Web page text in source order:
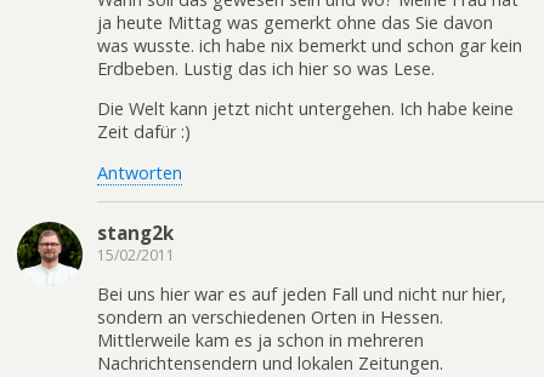
ja heute Mittag was gemerkt ohne das Sie davon
was wusste. ich habe nix bemerkt und schon gar kein
Erdbeben. Lustig das ich hier so was Lese.
Die Welt kann jetzt nicht untergehen. Ich habe keine
Zeit dafür :)
Antworten
stang2k
15/02/2011
Bei uns hier war es auf jeden Fall und nicht nur hier,
sondern an verschiedenen Orten in Hessen.
Mittlerweile kam es ja schon in mehreren
Nachrichtensendern und lokalen Zeitungen.